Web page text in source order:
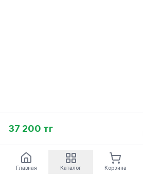
37 200 тг
Главная Каталог Корзина